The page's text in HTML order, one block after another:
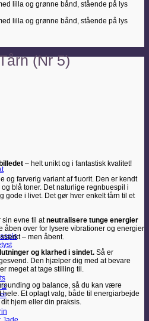
(Nr 5)
– helt unikt og i fantastisk kvalitet!
og farverig variant af fluorit. Den er kendt
blå toner. Det naturlige regnbuespil i
gode i livet. Det gør hver enkelt tårn til et
evne til atneutralisere tunge energier
åben over for lysere vibrationer og energier
– men åbent.
og klarhed i sindet. Så er
Den hjælper dig med at bevare
meget at tage stilling til.
og balance, så du kan være
Et oplagt valg, både til energiarbejde
hjem eller din praksis.